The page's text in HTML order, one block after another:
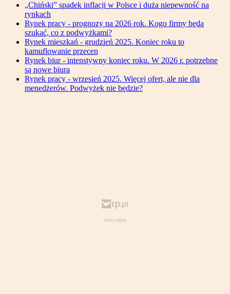
„Chiński” spadek inflacji w Polsce i duża niepewność na
rynkach
Rynek pracy - prognozy na 2026 rok. Kogo firmy będą
szukać, co z podwyżkami?
Rynek mieszkań - grudzień 2025. Koniec roku to
kamuflowanie przecen
Rynek biur - intenstywny koniec roku. W 2026 r. potrzebne
są nowe biura
Rynek pracy - wrzesień 2025. Więcej ofert, ale nie dla
menedżerów. Podwyżek nie będzie?